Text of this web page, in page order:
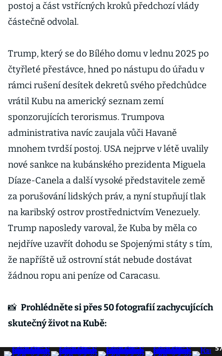
postoj a část vstřícných kroků předchozí vlády
částečně odvolal.
Trump, který se do Bílého domu v lednu 2025 po
čtyřleté přestávce, hned po nástupu do úřadu v
rámci rušení desítek dekretů svého předchůdce
vrátil Kubu na americký seznam zemí
sponzorujících terorismus. Trumpova
administrativa navíc zaujala vůči Havaně
mnohem tvrdší postoj. USA nejprve v létě uvalily
nové sankce na kubánského prezidenta Miguela
Díaze-Canela a další vysoké představitele země
za porušování lidských práv, a nyní stupňují tlak
na karibský ostrov prostřednictvím Venezuely.
Trump naposledy varoval, že Kuba by měla co
nejdříve uzavřít dohodu se Spojenými státy s tím,
že napříště už ostrovní stát nebude dostávat
žádnou ropu ani peníze od Caracasu.
📸 Prohlédněte si přes 50 fotografií zachycujících
skutečný život na Kubě: